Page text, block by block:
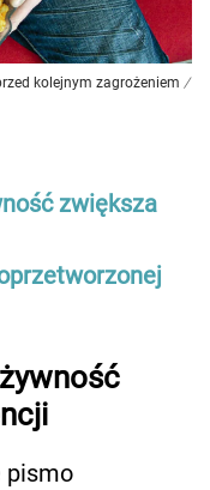
kolejnym zagrożeniem /
zwiększa
pismo